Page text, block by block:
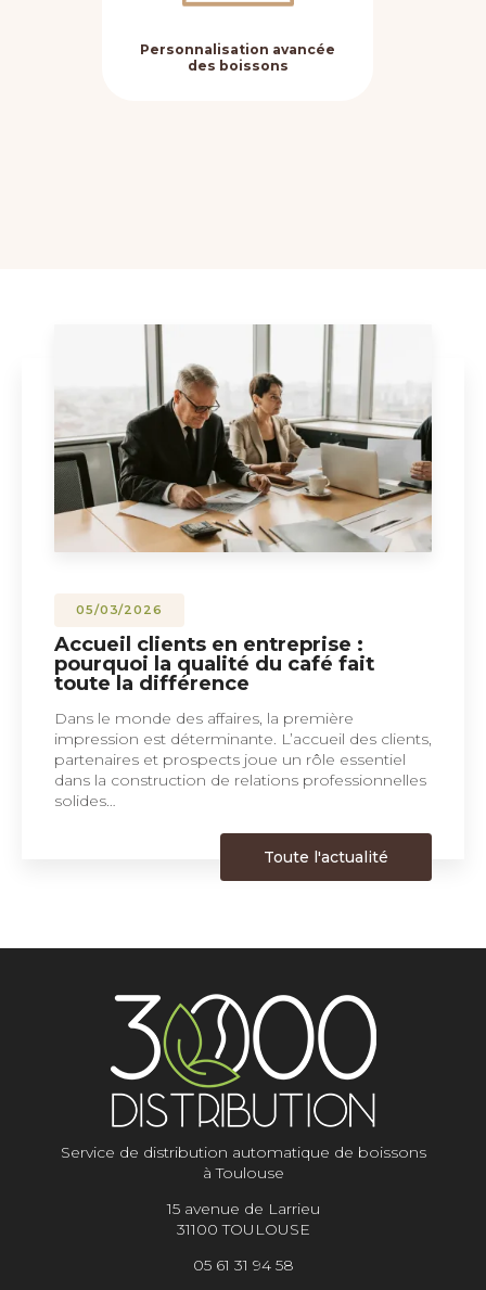
Personnalisation avancée
des boissons
05/03/2026
Accueil clients en entreprise :
pourquoi la qualité du café fait
toute la différence
Dans le monde des affaires, la première
impression est déterminante. L’accueil des clients,
partenaires et prospects joue un rôle essentiel
dans la construction de relations professionnelles
solides…
Toute l'actualité
Service de distribution automatique de boissons
à Toulouse
15 avenue de Larrieu
31100 TOULOUSE
05 61 31 94 58